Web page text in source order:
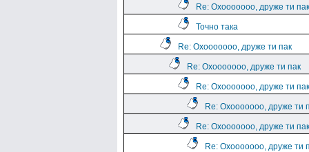
Re: Охооооооо, друже ти пак
Точно така
Re: Охооооооо, друже ти пак
Re: Охооооооо, друже ти пак
Re: Охооооооо, друже ти пак
Re: Охооооооо, друже ти
Re: Охооооооо, друже ти пак
Re: Охооооооо, друже ти